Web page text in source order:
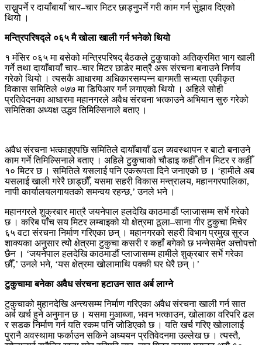
राख्नुपर्ने र दायाँबायाँ चार–चार मिटर छाड्नुपर्ने गरी काम गर्न सुझाव दिएको
थियो ।
मन्त्रिपरिषद्ले ०६५ मै खोला खाली गर्न भनेको थियो
१ मंसिर ०६५ मा बसेको मन्त्रिपरिषद् बैठकले टुकुचाको अतिक्रमित भाग खाली
गर्ने तथा दायाँबायाँ चार–चार मिटर छाडेर मात्रै अरू संरचना बनाउने निर्णय
गरेको थियो । त्यसकै आधारमा अधिकारसम्पन्न बागमती सभ्यता एकीकृत
विकास समितिले ०७७ मा डिपिआर गर्न लगाएको थियो । अहिले सोही
प्रतिवेदनका आधारमा महानगरले अवैध संरचना भत्काउने अभियान सुरु गरेको
समितिका अध्यक्ष उद्धव तिमिल्सिनाले बताए ।
अवैध संरचना भत्काइएपछि समितिले दायाँबायाँ ढल व्यवस्थापन र बाटो बनाउने
काम गर्ने तिमिल्सिनाले बताए । अहिले टुकुचाको चौडाइ कहीँ तीन मिटर र कहीँ
१० मिटर छ । समितिले यसलाई पनि एकरूपता दिने जनाएको छ । ‘हामीले अब
यसलाई खाली गरेरै छाड्छौँ, यसमा सहरी विकास मन्त्रालय, महानगरपालिका,
नापी कार्यालयलगायतको समन्वय रहन्छ,’ उनले भने ।
महानगरले शुक्रबार मात्रै जयनेपाल हलदेखि काठमाडौं प्लाजासम्म सर्भे गरेको
छ । करिब पाँच सय मिटर लम्बाइको यो क्षेत्रमा ठूला–साना गीर टुकुचा मिचेर
६५ वटा संरचना निर्माण गरिएका छन् । महानगरको सहरी विभाग प्रमुख सुरज
शाक्यका अनुसार त्योे क्षेत्रमा टुकुचा कसरी र कहाँ बगेको छ भन्नेसमेत अत्तोपत्तो
छैन । ‘जयनेपाल हलदेखि काठमाडौं प्लाजासम्म हामीले शुक्रबार सर्भे गरेका
छौँ,’ उनले भने, ‘यस क्षेत्रमा खोलामाथि पक्की घर धेरै छन् ।’
टुकुचामा बनेका अवैध संरचना हटाउन सात अर्ब लाग्ने
टुकुचाको मुहानदेखि अन्त्यसम्म निर्माण गरिएका अवैध संरचना खाली गर्न सात
अर्ब खर्च हुने अनुमान छ । यसमा मुआब्जा, भवन भत्काउन, खोलाका वरिपरि ढल
र सडक निर्माण गर्न यति रकम पनि जोडिएको छ । यति खर्च गरिए खोलालाई
पुरानै अवस्थामा फर्काउन सकिने अध्ययन प्रतिवेदनमा उल्लेख छ । त्यस्तै,